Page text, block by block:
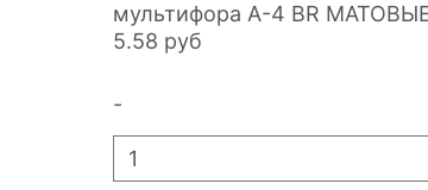
мультифора A-4 BR МАТОВЫЕ
5.58 руб
-